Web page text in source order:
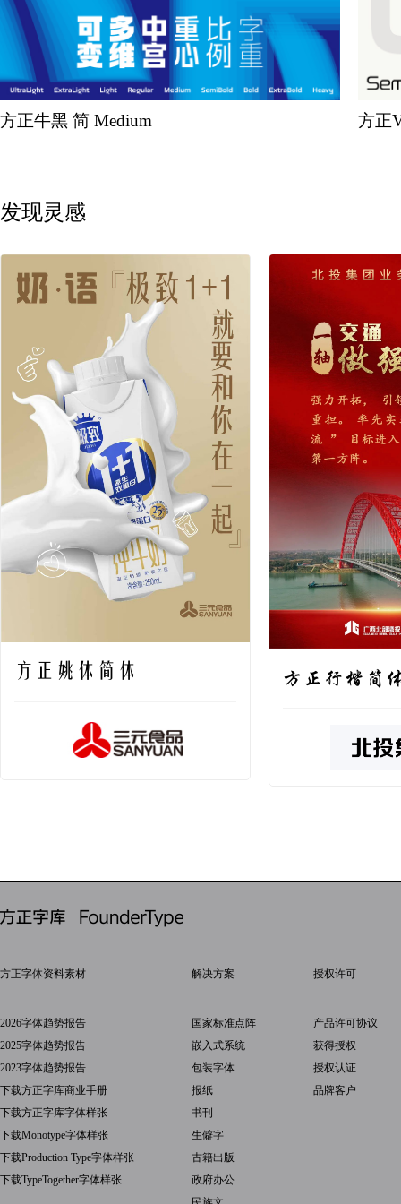
方正牛黑 简 Medium 方正
发现灵感
方正姚体简体 方正行楷简
方正字体资料素材
2026字体趋势报告
2025字体趋势报告
2023字体趋势报告
下载方正字库商业手册
下载方正字库字体样张
下载Monotype字体样张
下载Production Type字体样张
下载TypeTogether字体样张
解决方案
国家标准点阵
嵌入式系统
包装字体
报纸
书刊
生僻字
古籍出版
政府办公
授权许可
产品许可协议
获得授权
授权认证
品牌客户